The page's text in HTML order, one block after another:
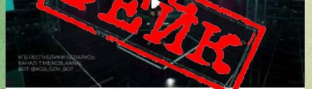
регионе запущена первая в стране свободная
экономическая зона "Брест", созданы условия для развития
ведущих брендов пищевой индустрии, проведена
масштабная газификация в сельской местности и
реконструкция ключевых учреждений здравоохранения.
"Мы подумали, что правильно будет вспомнить всех, кто